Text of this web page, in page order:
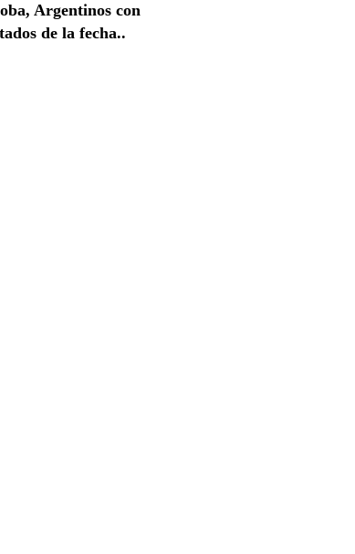
Argentinos con
de la fecha..